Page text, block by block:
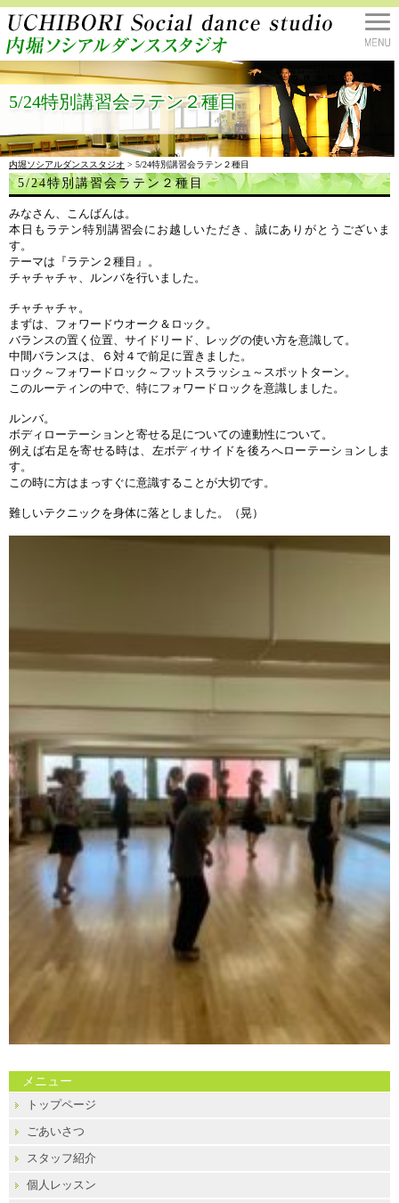
5/24特別講習会ラテン２種目
内堀ソシアルダンススタジオ > 5/24特別講習会ラテン２種目
5/24特別講習会ラテン２種目
みなさん、こんばんは。
本日もラテン特別講習会にお越しいただき、誠にありがとうございま
す。
テーマは『ラテン２種目』。
チャチャチャ、ルンバを行いました。
チャチャチャ。
まずは、フォワードウオーク＆ロック。
バランスの置く位置、サイドリード、レッグの使い方を意識して。
中間バランスは、６対４で前足に置きました。
ロック～フォワードロック～フットスラッシュ～スポットターン。
このルーティンの中で、特にフォワードロックを意識しました。
ルンバ。
ボディローテーションと寄せる足についての連動性について。
例えば右足を寄せる時は、左ボディサイドを後ろへローテーションしま
す。
この時に方はまっすぐに意識することが大切です。
難しいテクニックを身体に落としました。（晃）
メニュー
トップページ
ごあいさつ
スタッフ紹介
個人レッスン